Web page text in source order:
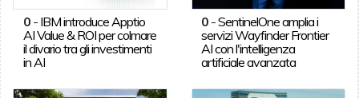
0- IBM introduce Apptio
AI Value & ROI per colmare
il divario tra gli investimenti
in AI
0 -SentinelOne amplia i
servizi Wayfinder Frontier
AI con l'intelligenza
artificiale avanzata